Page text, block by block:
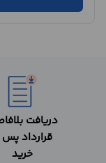
دریافت
قرارداد پس
خرید